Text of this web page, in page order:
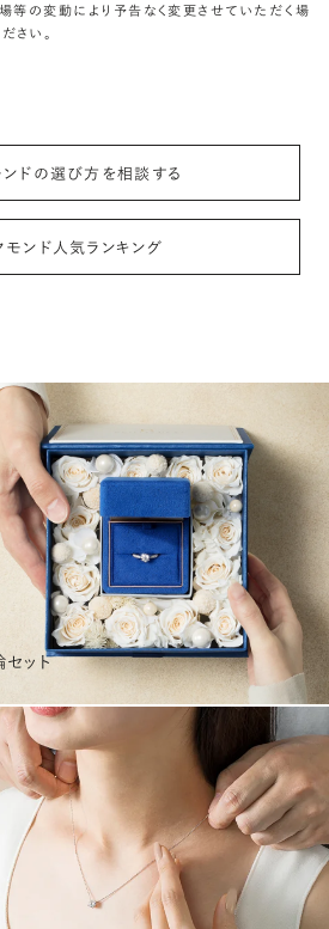
中央宝石研究所：CGL
対称性
VERY GOOD
EXCELLENT
等の変動により予告なく変更させていただく場
さい。
ドの選び方を相談する
モンド人気ランキング
ット